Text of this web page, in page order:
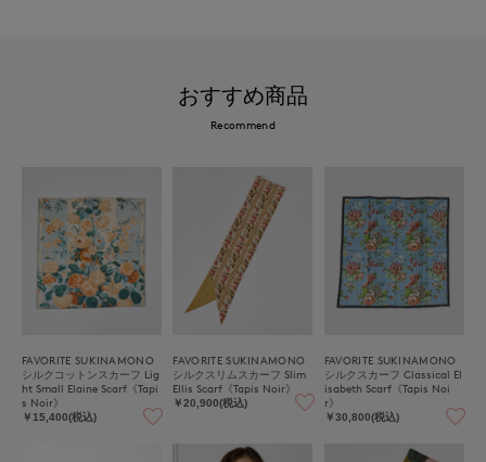
おすすめ商品
Recommend
FAVORITE SUKINAMONO
シルクコットンスカーフ Lig
ht Small Elaine Scarf《Tapi
s Noir》
￥15,400(税込)
FAVORITE SUKINAMONO
シルクスリムスカーフ Slim
Ellis Scarf《Tapis Noir》
￥20,900(税込)
FAVORITE SUKINAMONO
シルクスカーフ Classical El
isabeth Scarf《Tapis Noi
r》
￥30,800(税込)